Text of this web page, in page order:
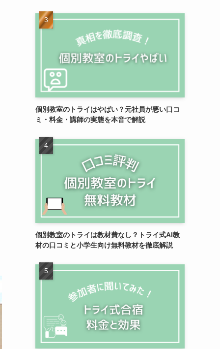
個別教室のトライはやばい？元社員が悪い口コ
ミ・料金・講師の実態を本音で解説
個別教室のトライは教材費なし？トライ式AI教
材の口コミと小学生向け無料教材を徹底解説